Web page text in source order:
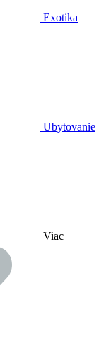
Exotika
Ubytovanie
Viac